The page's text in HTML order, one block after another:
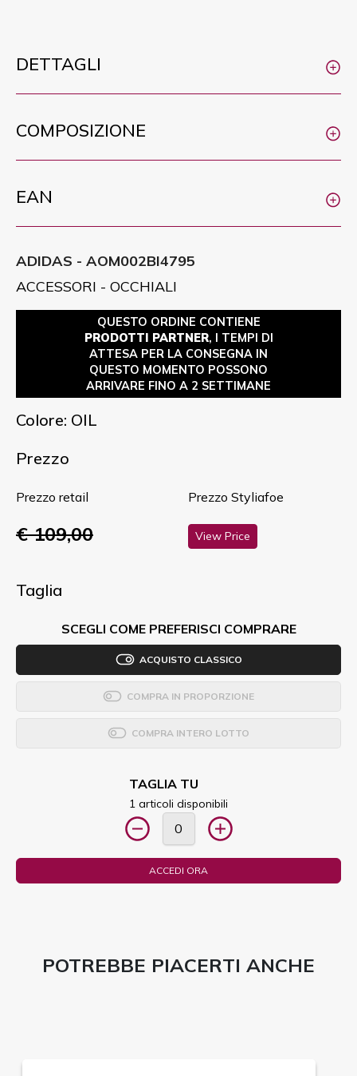
DETTAGLI
COMPOSIZIONE
EAN
ADIDAS - AOM002BI4795
ACCESSORI - OCCHIALI
QUESTO ORDINE CONTIENE
PRODOTTI PARTNER, I TEMPI DI
ATTESA PER LA CONSEGNA IN
QUESTO MOMENTO POSSONO
ARRIVARE FINO A 2 SETTIMANE
Colore: OIL
Prezzo
Prezzo retail
€ 109,00
Prezzo Styliafoe
View Price
Taglia
SCEGLI COME PREFERISCI COMPRARE
ACQUISTO CLASSICO
COMPRA IN PROPORZIONE
COMPRA INTERO LOTTO
TAGLIA TU
1 articoli disponibili
ACCEDI ORA
POTREBBE PIACERTI ANCHE